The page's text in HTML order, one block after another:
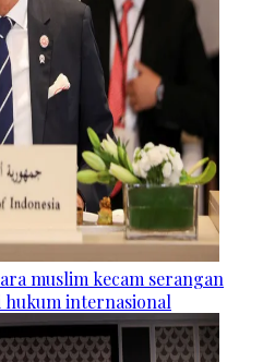
muslim kecam serangan
hukum internasional